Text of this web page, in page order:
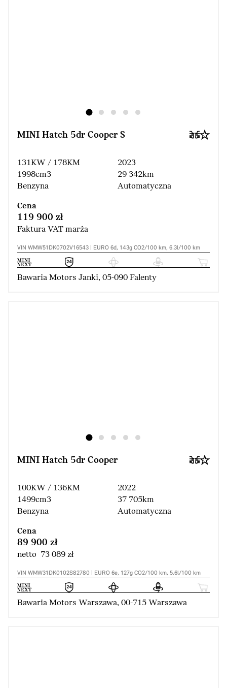
MINI Hatch 5dr Cooper S
131KW / 178KM
1998cm3
Benzyna
2023
29 342km
Automatyczna
Cena
119 900 zł
Faktura VAT marża
VIN WMW51DK0702V16543 | EURO 6d, 143g CO2/100 km, 6.3l/100 km
Bawaria Motors Janki, 05-090 Falenty
MINI Hatch 5dr Cooper
100KW / 136KM
1499cm3
Benzyna
2022
37 705km
Automatyczna
Cena
89 900 zł
netto 73 089 zł
VIN WMW31DK0102S82780 | EURO 6e, 127g CO2/100 km, 5.6l/100 km
Bawaria Motors Warszawa, 00-715 Warszawa